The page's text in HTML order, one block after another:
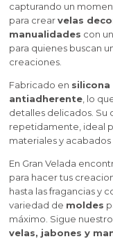
capturando un
para crearvelas
manualidades con
para quienes buscan
creaciones.
Fabricado en
antiadherente, lo
detalles delicados. Su
repetidamente, ideal
materiales y acabados
En Gran Velada
para hacer tus
hasta las fragancias y
variedad de moldes
máximo. Sigue
velas, jabones y